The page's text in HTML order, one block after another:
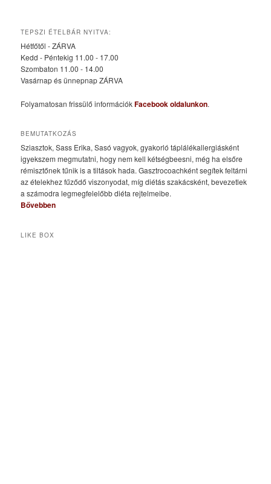
TEPSZI ÉTELBÁR NYITVA:
Hétfőtől - ZÁRVA
Kedd - Péntekig 11.00 - 17.00
Szombaton 11.00 - 14.00
Vasárnap és ünnepnap ZÁRVA
Folyamatosan frissülő információkFacebook oldalunkon.
BEMUTATKOZÁS
Sziasztok, Sass Erika, Sasó vagyok, gyakorló táplálékallergiásként
igyekszem megmutatni, hogy nem kell kétségbeesni, még ha elsőre
rémisztőnek tűnik is a tiltások hada. Gasztrocoachként segítek feltárni
az ételekhez fűződő viszonyodat, míg diétás szakácsként, bevezetlek
a számodra legmegfelelőbb diéta rejtelmeibe.
Bővebben
LIKE BOX